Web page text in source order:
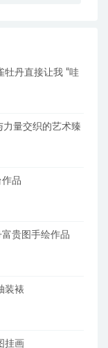
牡丹直接让我 “哇
量交织的艺术臻
品
贵图手绘作品
装裱
挂画